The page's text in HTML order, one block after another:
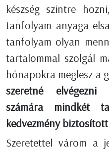
készség szintre
tanfolyam anyaga
tanfolyam olyan
tartalommal szolgál
hónapokra meglesz a
szeretné elvégezni
számára mindkét
kedvezmény
Szeretettel várom a